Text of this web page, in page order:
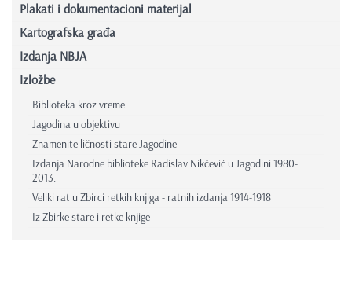
Plakati i dokumentacioni materijal
Kartografska građa
Izdanja NBJA
Izložbe
Biblioteka kroz vreme
Jagodina u objektivu
Znamenite ličnosti stare Jagodine
Izdanja Narodne biblioteke Radislav Nikčević u Jagodini 1980-
2013.
Veliki rat u Zbirci retkih knjiga - ratnih izdanja 1914-1918
Iz Zbirke stare i retke knjige